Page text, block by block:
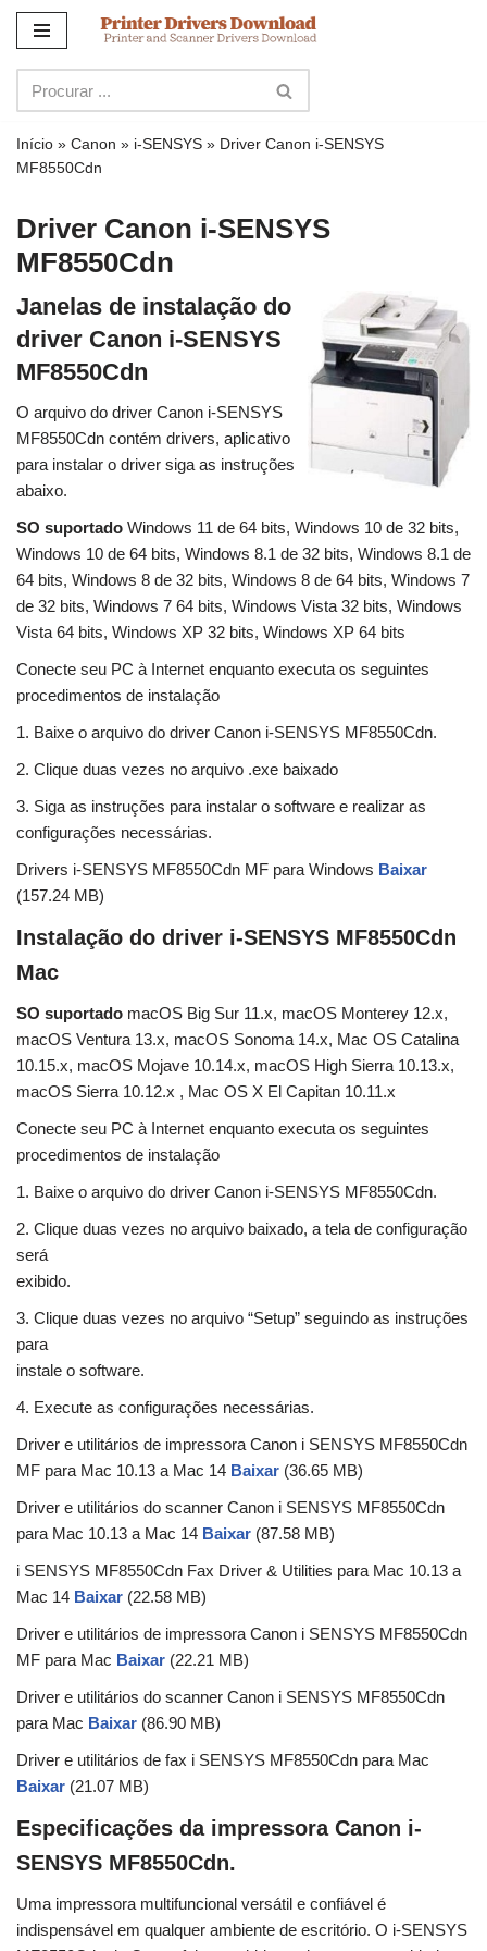
para
o
conteúdo
Início » Canon » i-SENSYS » Driver Canon i-SENSYS
MF8550Cdn
Driver Canon i-SENSYS
MF8550Cdn
Janelas de instalação do
driver Canon i-SENSYS
MF8550Cdn
O arquivo do driver Canon i-SENSYS
MF8550Cdn contém drivers, aplicativo
para instalar o driver siga as instruções
abaixo.
SO suportado Windows 11 de 64 bits, Windows 10 de 32 bits,
Windows 10 de 64 bits, Windows 8.1 de 32 bits, Windows 8.1 de
64 bits, Windows 8 de 32 bits, Windows 8 de 64 bits, Windows 7
de 32 bits, Windows 7 64 bits, Windows Vista 32 bits, Windows
Vista 64 bits, Windows XP 32 bits, Windows XP 64 bits
Conecte seu PC à Internet enquanto executa os seguintes
procedimentos de instalação
1. Baixe o arquivo do driver Canon i-SENSYS MF8550Cdn.
2. Clique duas vezes no arquivo .exe baixado
3. Siga as instruções para instalar o software e realizar as
configurações necessárias.
Drivers i-SENSYS MF8550Cdn MF para Windows Baixar
(157.24 MB)
Instalação do driver i-SENSYS MF8550Cdn
Mac
SO suportado macOS Big Sur 11.x, macOS Monterey 12.x,
macOS Ventura 13.x, macOS Sonoma 14.x, Mac OS Catalina
10.15.x, macOS Mojave 10.14.x, macOS High Sierra 10.13.x,
macOS Sierra 10.12.x , Mac OS X El Capitan 10.11.x
Conecte seu PC à Internet enquanto executa os seguintes
procedimentos de instalação
1. Baixe o arquivo do driver Canon i-SENSYS MF8550Cdn.
2. Clique duas vezes no arquivo baixado, a tela de configuração
será
exibido.
3. Clique duas vezes no arquivo “Setup” seguindo as instruções
para
instale o software.
4. Execute as configurações necessárias.
Driver e utilitários de impressora Canon i SENSYS MF8550Cdn
MF para Mac 10.13 a Mac 14 Baixar (36.65 MB)
Driver e utilitários do scanner Canon i SENSYS MF8550Cdn
para Mac 10.13 a Mac 14 Baixar (87.58 MB)
i SENSYS MF8550Cdn Fax Driver & Utilities para Mac 10.13 a
Mac 14 Baixar (22.58 MB)
Driver e utilitários de impressora Canon i SENSYS MF8550Cdn
MF para Mac Baixar (22.21 MB)
Driver e utilitários do scanner Canon i SENSYS MF8550Cdn
para Mac Baixar (86.90 MB)
Driver e utilitários de fax i SENSYS MF8550Cdn para Mac
Baixar (21.07 MB)
Especificações da impressora Canon i-
SENSYS MF8550Cdn.
Uma impressora multifuncional versátil e confiável é
indispensável em qualquer ambiente de escritório. O i-SENSYS